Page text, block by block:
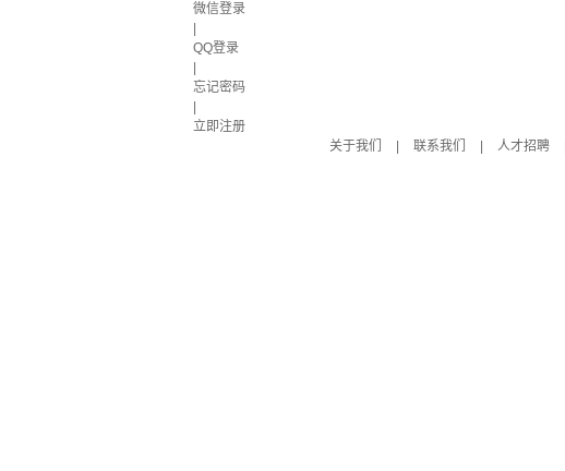
微信登录
QQ登录
忘记密码
立即注册
关于我们
联系我们 人才招聘